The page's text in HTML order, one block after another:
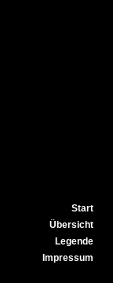
Start
Übersicht
Legende
Impressum